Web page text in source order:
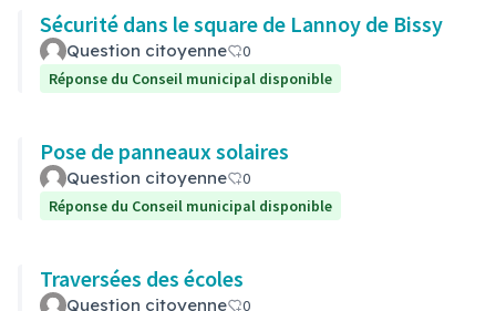
Sécurité dans le square de Lannoy de Bissy
Question citoyenne
0
Réponse du Conseil municipal disponible
Pose de panneaux solaires
Question citoyenne
0
Réponse du Conseil municipal disponible
Traversées des écoles
Question citoyenne 0